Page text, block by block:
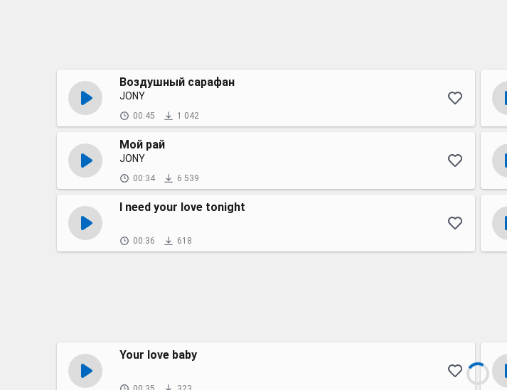
Воздушный сарафан
JONY
00:45 1 042
Мой рай
JONY
00:34 6 539
I need your love tonight
00:36 618
Your love baby